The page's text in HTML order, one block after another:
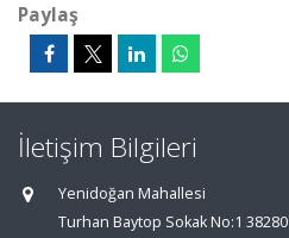
Paylaş
İletişim Bilgileri
Yenidoğan Mahallesi
Turhan Baytop Sokak No:1 38280